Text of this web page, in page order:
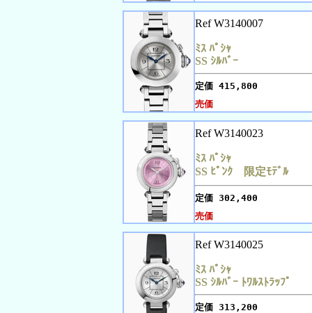
Ref W3140007
ﾐｽ ﾊﾟｼｬ
SS ｼﾙﾊﾞｰ
定価 415,800
売価
Ref W3140023
ﾐｽ ﾊﾟｼｬ
SS ﾋﾟﾝｸ 限定ﾓﾃﾞﾙ
定価 302,400
売価
Ref W3140025
ﾐｽ ﾊﾟｼｬ
SS ｼﾙﾊﾞｰ ﾄﾜﾙｽﾄﾗｯﾌﾟ
定価 313,200